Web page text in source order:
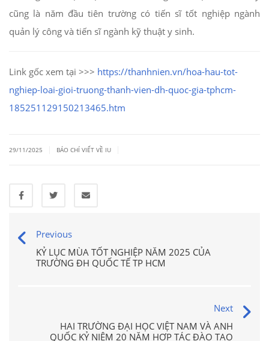
cũng là năm đầu tiên trường có tiến sĩ tốt nghiệp ngành
quản lý công và tiến sĩ ngành kỹ thuật y sinh.
Link gốc xem tại >>> https://thanhnien.vn/hoa-hau-tot-
nghiep-loai-gioi-truong-thanh-vien-dh-quoc-gia-tphcm-
185251129150213465.htm
29/11/2025 BÁO CHÍ VIẾT VỀ IU
Previous
KỶ LỤC MÙA TỐT NGHIỆP NĂM 2025 CỦA
TRƯỜNG ĐH QUỐC TẾ TP HCM
Next
HAI TRƯỜNG ĐẠI HỌC VIỆT NAM VÀ ANH
QUỐC KỶ NIỆM 20 NĂM HỢP TÁC ĐÀO TẠO